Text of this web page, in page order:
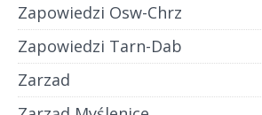
Zapowiedzi Osw-Chrz
Zapowiedzi Tarn-Dab
Zarzad